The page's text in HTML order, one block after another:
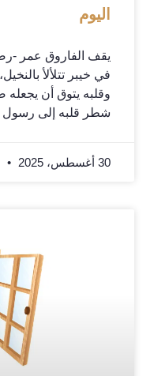
اليوم
يقف الفاروق عمر -
في خيبر تتلألأ
وقلبه يتوق أن يجعله
شطر قلبه إلى رسول
30 أغسطس، 2025